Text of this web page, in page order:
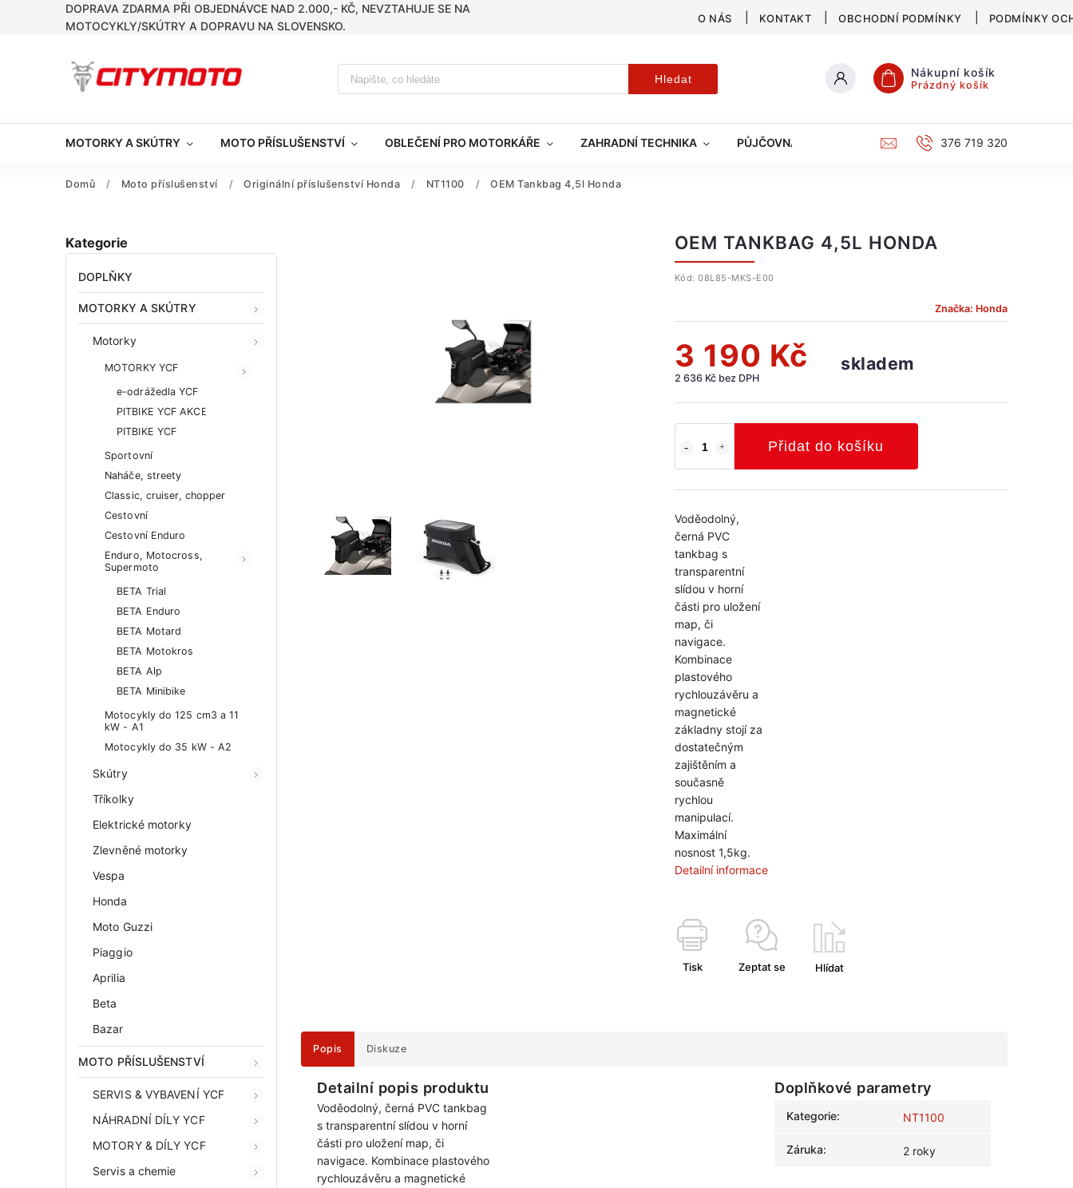
DOPRAVA ZDARMA PŘI OBJEDNÁVCE NAD 2.000,- KČ, NEVZTAHUJE SE NA
MOTOCYKLY/SKÚTRY A DOPRAVU NA SLOVENSKO.
O NÁS KONTAKT OBCHODNÍ PODMÍNKY PODMÍNKY
Hledat Nákupní košík
Prázdný košík
MOTORKY A SKÚTRY MOTO PŘÍSLUŠENSTVÍ OBLEČENÍ PRO MOTORKÁŘE ZAHRADNÍ TECHNIKA PŮJČOVNA KATALOG376 719 320
Domů / Moto příslušenství / Originální příslušenství Honda / NT1100 / OEM Tankbag 4,5l Honda
Kategorie
DOPLŇKY
MOTORKY A SKÚTRY
Motorky
MOTORKY YCF
e-odrážedla YCF
PITBIKE YCF AKCE
PITBIKE YCF
Sportovní
Naháče, streety
Classic, cruiser, chopper
Cestovní
Cestovní Enduro
Enduro, Motocross,
Supermoto
BETA Trial
BETA Enduro
BETA Motard
BETA Motokros
BETA Alp
BETA Minibike
Motocykly do 125 cm3 a 11
kW - A1
Motocykly do 35 kW - A2
Skútry
Tříkolky
Elektrické motorky
Zlevněné motorky
Vespa
Honda
Moto Guzzi
Piaggio
Aprilia
Beta
Bazar
MOTO PŘÍSLUŠENSTVÍ
SERVIS & VYBAVENÍ YCF
NÁHRADNÍ DÍLY YCF
MOTORY & DÍLY YCF
Servis a chemie
OEM TANKBAG 4,5L HONDA
Kód: 08L85-MKS-E00
Značka: Honda
3 190 Kč
2 636 Kč bez DPH
skladem
Přidat do košíku
Voděodolný,
černá PVC
tankbag s
transparentní
slídou v horní
části pro uložení
map, či
navigace.
Kombinace
plastového
rychlouzávěru a
magnetické
základny stojí za
dostatečným
zajištěním a
současně
rychlou
manipulací.
Maximální
nosnost 1,5kg.
Detailní informace
Tisk Zeptat se Hlídat
Popis Diskuze
Detailní popis produktu
Voděodolný, černá PVC tankbag
s transparentní slídou v horní
části pro uložení map, či
navigace. Kombinace plastového
rychlouzávěru a magnetické
Doplňkové parametry
Kategorie: NT1100
Záruka: 2 roky